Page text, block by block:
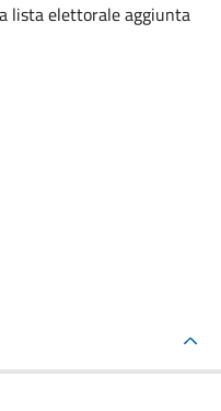
lista elettorale aggiunta